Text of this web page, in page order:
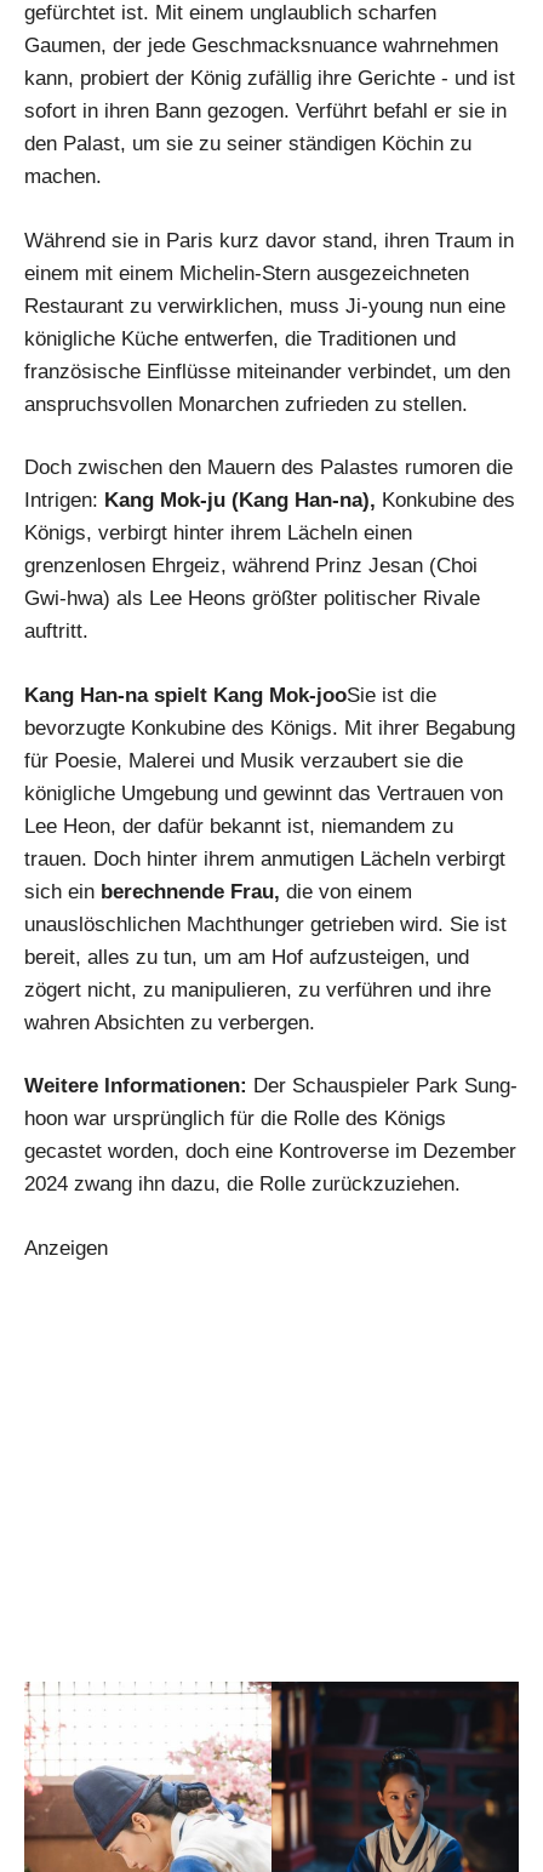
gefürchtet ist. Mit einem unglaublich scharfen
Gaumen, der jede Geschmacksnuance wahrnehmen
kann, probiert der König zufällig ihre Gerichte - und ist
sofort in ihren Bann gezogen. Verführt befahl er sie in
den Palast, um sie zu seiner ständigen Köchin zu
machen.
Während sie in Paris kurz davor stand, ihren Traum in
einem mit einem Michelin-Stern ausgezeichneten
Restaurant zu verwirklichen, muss Ji-young nun eine
königliche Küche entwerfen, die Traditionen und
französische Einflüsse miteinander verbindet, um den
anspruchsvollen Monarchen zufrieden zu stellen.
Doch zwischen den Mauern des Palastes rumoren die
Intrigen: Kang Mok-ju (Kang Han-na), Konkubine des
Königs, verbirgt hinter ihrem Lächeln einen
grenzenlosen Ehrgeiz, während Prinz Jesan (Choi
Gwi-hwa) als Lee Heons größter politischer Rivale
auftritt.
Kang Han-na spielt Kang Mok-jooSie ist die
bevorzugte Konkubine des Königs. Mit ihrer Begabung
für Poesie, Malerei und Musik verzaubert sie die
königliche Umgebung und gewinnt das Vertrauen von
Lee Heon, der dafür bekannt ist, niemandem zu
trauen. Doch hinter ihrem anmutigen Lächeln verbirgt
sich ein berechnende Frau, die von einem
unauslöschlichen Machthunger getrieben wird. Sie ist
bereit, alles zu tun, um am Hof aufzusteigen, und
zögert nicht, zu manipulieren, zu verführen und ihre
wahren Absichten zu verbergen.
Weitere Informationen: Der Schauspieler Park Sung-
hoon war ursprünglich für die Rolle des Königs
gecastet worden, doch eine Kontroverse im Dezember
2024 zwang ihn dazu, die Rolle zurückzuziehen.
Anzeigen